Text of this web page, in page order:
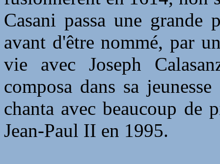
Casani passa une grande
avant d'être nommé, par
vie avec Joseph
composa dans sa
chanta avec beaucoup de
Jean-Paul II en 1995.